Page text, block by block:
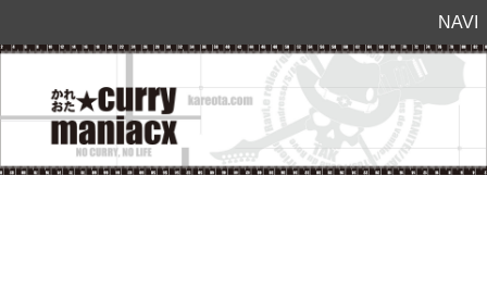
NAVI